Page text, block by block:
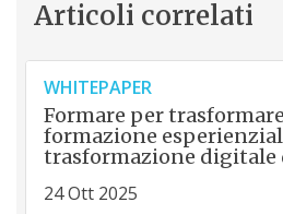
Articoli correlati
WHITEPAPER
Formare per
formazione
trasformazione digitale
24 Ott 2025